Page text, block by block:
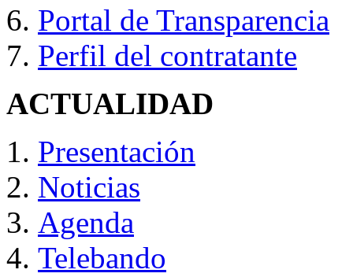
Portal de Transparencia
Perfil del contratante
ACTUALIDAD
Presentación
Noticias
Agenda
Telebando